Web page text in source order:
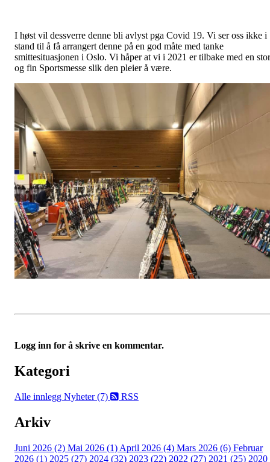
I høst vil dessverre denne bli avlyst pga Covid 19. Vi ser oss ikke i
stand til å få arrangert denne på en god måte med tanke
smittesituasjonen i Oslo. Vi håper at vi i 2021 er tilbake med en stor
og fin Sportsmesse slik den pleier å være.
Logg inn for å skrive en kommentar.
Kategori
Alle innlegg Nyheter (7) RSS
Arkiv
Juni 2026 (2) Mai 2026 (1) April 2026 (4) Mars 2026 (6) Februar
2026 (1) 2025 (27) 2024 (32) 2023 (22) 2022 (27) 2021 (25) 2020